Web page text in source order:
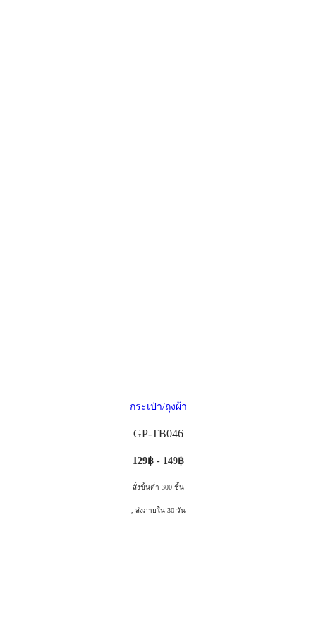
กระเป๋า/ถุงผ้า
GP-TB046
129฿ - 149฿
สั่งขั้นต่ำ 300 ชิ้น
, ส่งภายใน 30 วัน